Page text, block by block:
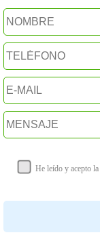
He leído y acepto la